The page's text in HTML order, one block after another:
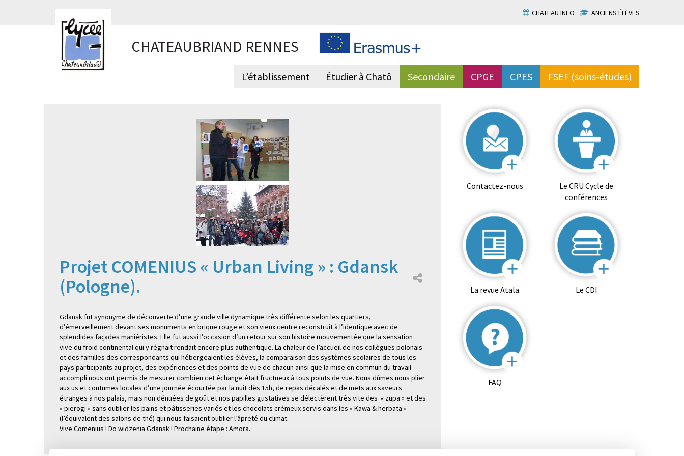
CHATEAU INFO ANCIENS ÉLÈVES
CHATEAUBRIAND RENNES
L’établissement Étudier à Chatô Secondaire CPGE CPES FSEF (soins-études)
Projet COMENIUS « Urban Living » : Gdansk
(Pologne).
Gdansk fut synonyme de découverte d’une grande ville dynamique très différente selon les quartiers,
d’émerveillement devant ses monuments en brique rouge et son vieux centre reconstruit à l’identique avec de
splendides façades maniéristes. Elle fut aussi l’occasion d’un retour sur son histoire mouvementée que la sensation
vive du froid continental qui y régnait rendait encore plus authentique. La chaleur de l’accueil de nos collègues polonais
et des familles des correspondants qui hébergeaient les élèves, la comparaison des systèmes scolaires de tous les
pays participants au projet, des expériences et des points de vue de chacun ainsi que la mise en commun du travail
accompli nous ont permis de mesurer combien cet échange était fructueux à tous points de vue. Nous dûmes nous plier
aux us et coutumes locales d’une journée écourtée par la nuit dès 15h, de repas décalés et de mets aux saveurs
étranges à nos palais, mais non dénuées de goût et nos papilles gustatives se délectèrent très vite des « zupa » et des
« pierogi » sans oublier les pains et pâtisseries variés et les chocolats crémeux servis dans les « Kawa & herbata »
(l’équivalent des salons de thé) qui nous faisaient oublier l’âpreté du climat.
Vive Comenius ! Do widzenia Gdansk ! Prochaine étape : Amora.
Contactez-nous
Le CRU Cycle de
conférences
La revue Atala Le CDI
FAQ